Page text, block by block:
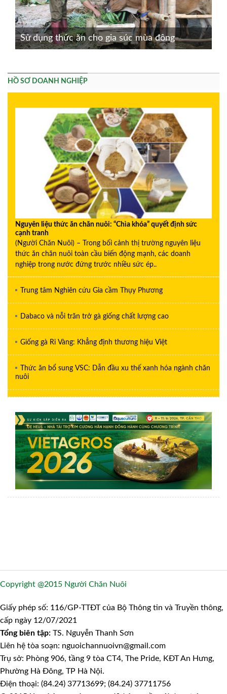
Sử dụng thức ăn cho gia súc mùa đông
HỒ SƠ DOANH NGHIỆP
Nguyên liệu thức ăn chăn nuôi: “Chìa khóa” quyết định sức
cạnh tranh
(Người Chăn Nuôi) – Trong bối cảnh thị trường nguyên liệu
thức ăn chăn nuôi toàn cầu biến động mạnh, các doanh
nghiệp trong nước đứng trước nhiều sức ép..
Trung tâm Nghiên cứu Gia cầm Thụy Phương
Dabaco và nỗi trăn trở gà giống chất lượng cao
Giống gà Ri Vàng: Khẳng định thương hiệu Việt
Thức ăn bổ sung VSC: Dẫn đầu xu thế xanh hóa ngành chăn
nuôi
Copyright @2015 Người Chăn Nuôi
Giấy phép số: 116/GP-TTĐT của Bộ Thông tin và Truyền thông,
cấp ngày 12/07/2021
Tổng biên tập: TS. Nguyễn Thanh Sơn
Liên hệ tòa soạn: nguoichannuoivn@gmail.com
Trụ sở: Phòng 906, tầng 9 tòa CT4, The Pride, KĐT An Hưng,
Phường Hà Đông, TP Hà Nội.
Điện thoại: (84.24) 37713699; (84.24) 37711756